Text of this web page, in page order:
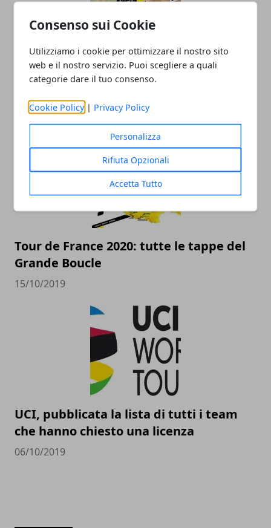
Consenso sui Cookie
Utilizziamo i cookie per ottimizzare il nostro sito
web e il nostro servizio. Puoi scegliere a quali
categorie dare il tuo consenso.
Cookie Policy | Privacy Policy
Personalizza
Rifiuta Opzionali
Accetta Tutto
11/12/2019
Tour de France 2020: tutte le tappe del
Grande Boucle
15/10/2019
UCI, pubblicata la lista di tutti i team
che hanno chiesto una licenza
06/10/2019